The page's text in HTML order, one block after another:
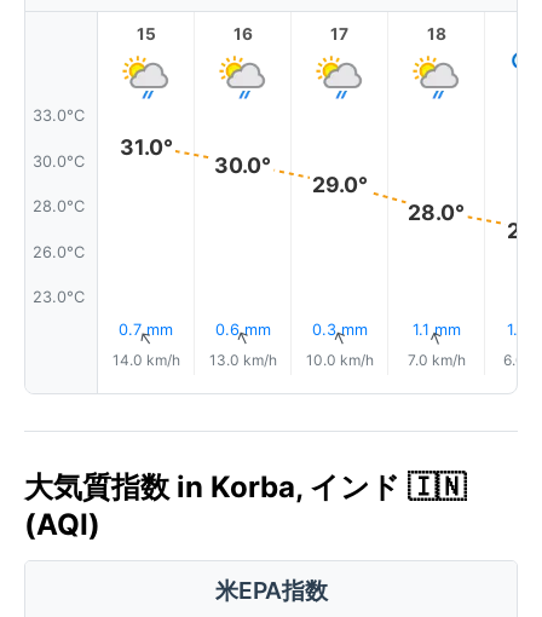
33.0°C
30.0°C
28.0°C
26.0°C
23.0°C
15
31.0°
0.7 mm
↑
14.0 km/h
16
30.0°
0.6 mm
↑
13.0 km/h
17
29.0°
0.3 mm
↑
10.0 km/h
18
28.0°
1.1 mm
↑
7.0 km/h
1.4
6.0
大気質指数 in Korba, インド 🇮🇳
(AQI)
米EPA指数